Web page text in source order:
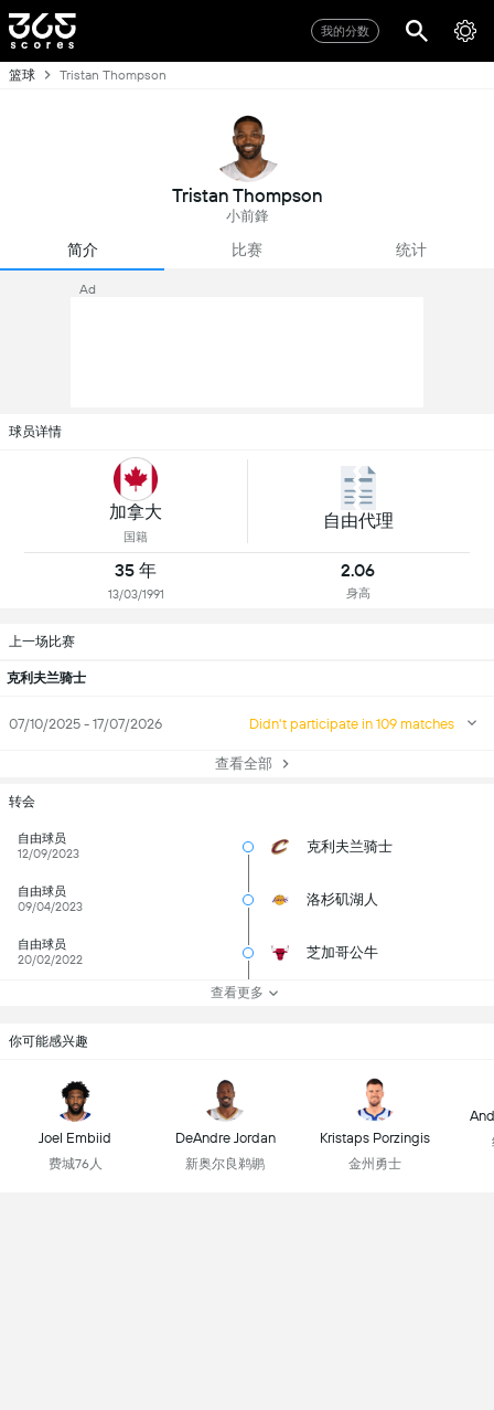
我的分数
篮球 Tristan Thompson
Tristan Thompson
小前鋒
简介 比赛 统计
Ad
球员详情
加拿大
国籍
自由代理
35 年
13/03/1991
2.06
身高
上一场比赛
克利夫兰骑士
07/10/2025 - 17/07/2026 Didn't participate in 109 matches
查看全部
转会
自由球员
12/09/2023
克利夫兰骑士
自由球员
09/04/2023
洛杉矶湖人
自由球员
20/02/2022
芝加哥公牛
查看更多
你可能感兴趣
Joel Embiid
费城76人
DeAndre Jordan
新奥尔良鹈鹕
Kristaps Porzingis
金州勇士